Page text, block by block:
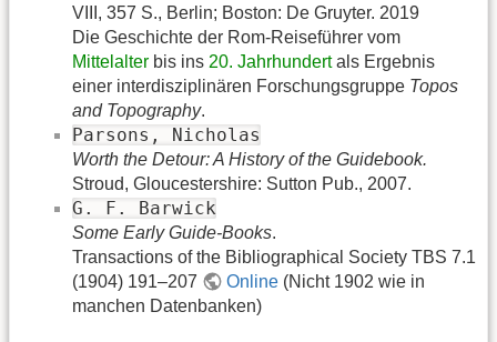
VIII, 357 S., Berlin; Boston: De Gruyter. 2019
Die Geschichte der Rom-Reiseführer vom
Mittelalter bis ins 20. Jahrhundertals Ergebnis
einer interdisziplinären Forschungsgruppe Topos
and Topography.
Parsons, Nicholas
Worth the Detour: A History of the Guidebook.
Stroud, Gloucestershire: Sutton Pub., 2007.
G. F. Barwick
Some Early Guide-Books.
Transactions of the Bibliographical Society TBS 7.1
(1904) 191–207
Online (Nicht 1902 wie in
manchen Datenbanken)